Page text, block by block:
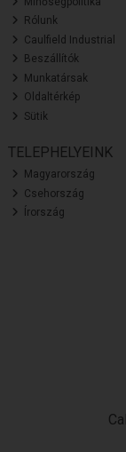
Rólunk
Caulfield Industrial
Beszállítók
Munkatársak
Oldaltérkép
Sütik
TELEPHELYEINK
Magyarország
Csehország
Írország